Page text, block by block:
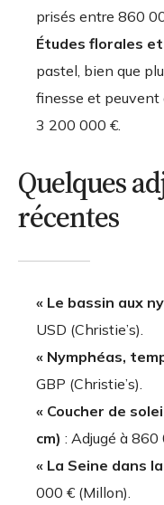
prisés entre 860
Études florales
pastel, bien que
finesse et peuvent
3 200 000 €.
Quelques
récentes
« Le bassin aux
USD (Christie’s).
« Nymphéas,
GBP (Christie’s).
« Coucher de
cm) : Adjugé à 860
« La Seine dans
000 € (Millon).